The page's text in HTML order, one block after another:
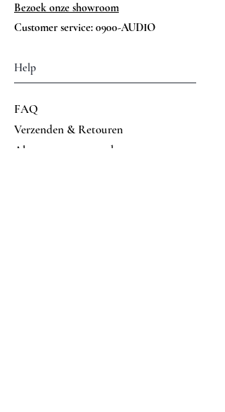
Bezoek onze showroom
Customer service: 0900-AUDIO
Help
FAQ
Verzenden & Retouren
Algemene voorwaarden